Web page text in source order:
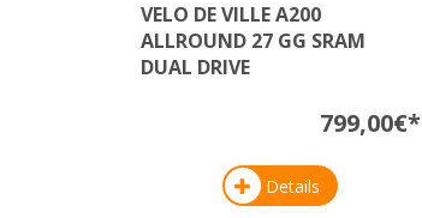
VELO DE VILLE A200
ALLROUND 27 GG SRAM
DUAL DRIVE
799,00€*
Details